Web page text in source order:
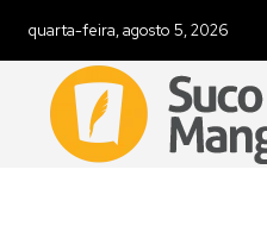
quarta-feira, agosto 5, 2026